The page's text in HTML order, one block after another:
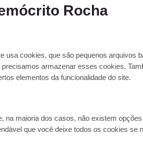
Rocha
cookies, que são pequenos arquivos
armazenar esses cookies.
elementos da funcionalidade do site.
maioria dos casos, não existem
que você deixe todos os cookies